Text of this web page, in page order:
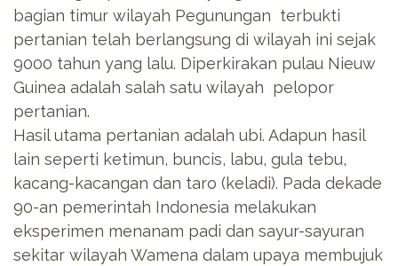
bagian timur wilayah Pegunungan terbukti
pertanian telah berlangsung di wilayah ini sejak
9000 tahun yang lalu. Diperkirakan pulau Nieuw
Guinea adalah salah satu wilayah pelopor
pertanian.
Hasil utama pertanian adalah ubi. Adapun hasil
lain seperti ketimun, buncis, labu, gula tebu,
kacang-kacangan dan taro (keladi). Pada dekade
90-an pemerintah Indonesia melakukan
eksperimen menanam padi dan sayur-sayuran
sekitar wilayah Wamena dalam upaya membujuk